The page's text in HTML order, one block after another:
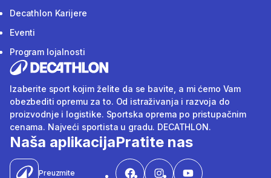
Decathlon Karijere
Eventi
Program lojalnosti
Izaberite sport kojim želite da se bavite, a mi ćemo Vam
obezbediti opremu za to. Od istraživanja i razvoja do
proizvodnje i logistike. Sportska oprema po pristupačnim
cenama. Najveći sportista u gradu. DECATHLON.
Naša aplikacija
Preuzmite
Pratite nas